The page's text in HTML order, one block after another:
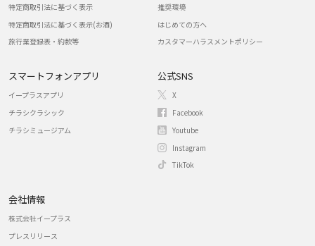
特定商取引法に基づく表示
特定商取引法に基づく表示(お酒)
旅行業登録表・約款等
推奨環境
はじめての方へ
カスタマーハラスメントポリシー
スマートフォンアプリ
イープラスアプリ
チラシクラシック
チラシミュージアム
公式SNS
X
Facebook
Youtube
Instagram
TikTok
会社情報
株式会社イープラス
プレスリリース